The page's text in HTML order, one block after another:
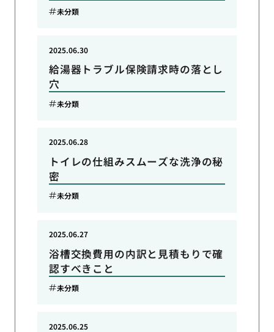
未分類
給湯器トラブル保険請求時の落とし
穴
2025.06.30
未分類
トイレの仕組みスムーズな洗浄の秘
密
2025.06.28
未分類
浴槽交換費用の内訳と見積もりで確
認すべきこと
2025.06.27
未分類
2025.06.25